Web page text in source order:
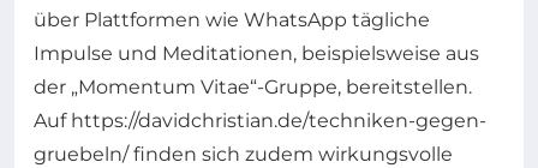
über Plattformen wie WhatsApp tägliche
Impulse und Meditationen, beispielsweise aus
der „Momentum Vitae“-Gruppe, bereitstellen.
Auf https://davidchristian.de/techniken-gegen-
gruebeln/ finden sich zudem wirkungsvolle